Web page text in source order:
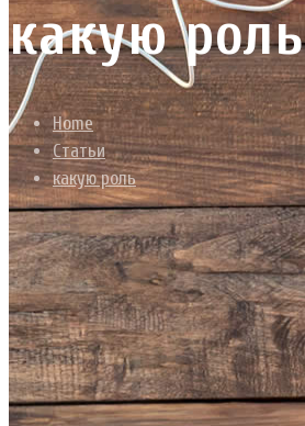
какую роль
Home
Статьи
какую роль